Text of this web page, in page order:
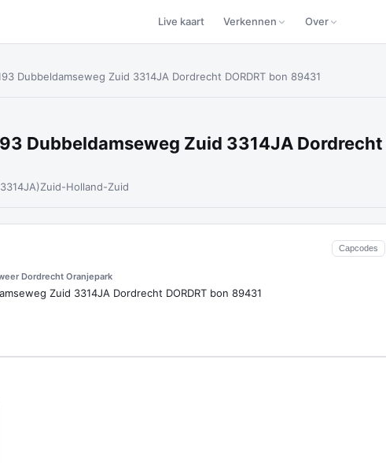
Live kaart Verkennen Over
Dubbeldamseweg Zuid 3314JA Dordrecht DORDRT bon 89431
Dubbeldamseweg Zuid 3314JA Dordrecht
Zuid-Holland-Zuid
Capcodes
Dordrecht Oranjepark
Zuid 3314JA Dordrecht DORDRT bon 89431